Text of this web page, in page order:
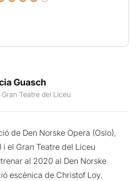
Guasch
Teatre del Liceu
de Den Norske Opera (Oslo),
i el Gran Teatre del Liceu
al 2020 al Den Norske
escènica de Christof Loy.